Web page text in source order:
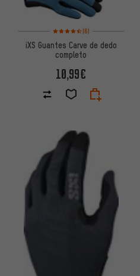
Valoración media: 4,5 de 5
(6)
iXS Guantes Carve de dedo
completo
10,99€